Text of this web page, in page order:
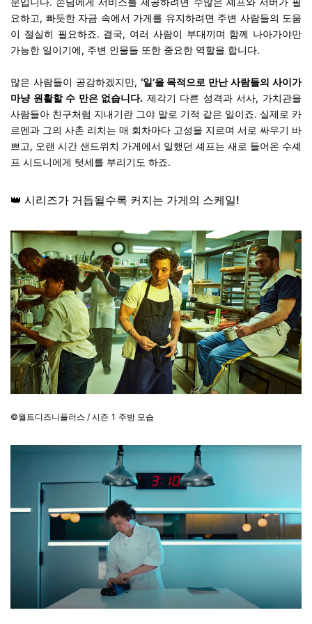
요하고, 빠듯한 자금 속에서 가게를 유지하려면 주변 사람들의 도움
이 절실히 필요하죠. 결국, 여러 사람이 부대끼며 함께 나아가야만
가능한 일이기에, 주변 인물들 또한 중요한 역할을 합니다.
많은 사람들이 공감하겠지만, ‘일’을 목적으로 만난 사람들의 사이가
마냥 원활할 수 만은 없습니다. 제각기 다른 성격과 서사, 가치관을
사람들아 친구처럼 지내기란 그야 말로 기적 같은 일이죠. 실제로 카
르멘과 그의 사촌 리치는 매 회차마다 고성을 지르며 서로 싸우기 바
쁘고, 오랜 시간 샌드위치 가게에서 일했던 셰프는 새로 들어온 수셰
프 시드니에게 텃세를 부리기도 하죠.
👑 시리즈가 거듭될수록 커지는 가게의 스케일!
©월트디즈니플러스 / 시즌 1 주방 모습